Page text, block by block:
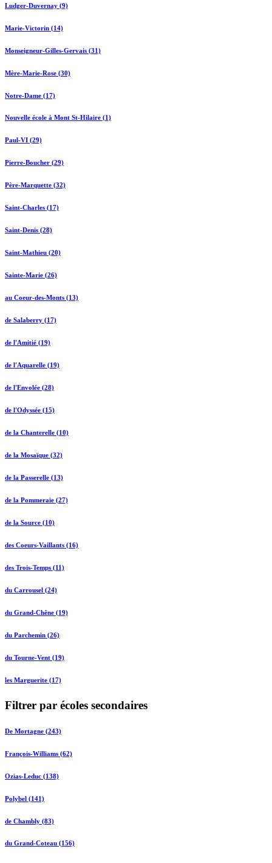
Ludger-Duvernay (9)
Marie-Victorin (14)
Monseigneur-Gilles-Gervais (31)
Mère-Marie-Rose (30)
Notre-Dame (17)
Nouvelle école à Mont St-Hilaire (1)
Paul-VI (29)
Pierre-Boucher (29)
Père-Marquette (32)
Saint-Charles (17)
Saint-Denis (28)
Saint-Mathieu (20)
Sainte-Marie (26)
au Coeur-des-Monts (13)
de Salaberry (17)
de l'Amitié (19)
de l'Aquarelle (19)
de l'Envolée (28)
de l'Odyssée (15)
de la Chanterelle (10)
de la Mosaïque (32)
de la Passerelle (13)
de la Pommeraie (27)
de la Source (10)
des Coeurs-Vaillants (16)
des Trois-Temps (11)
du Carrousel (24)
du Grand-Chêne (19)
du Parchemin (26)
du Tourne-Vent (19)
les Marguerite (17)
Filtrer par écoles secondaires
De Mortagne (243)
François-Williams (62)
Ozias-Leduc (138)
Polybel (141)
de Chambly (83)
du Grand-Coteau (156)